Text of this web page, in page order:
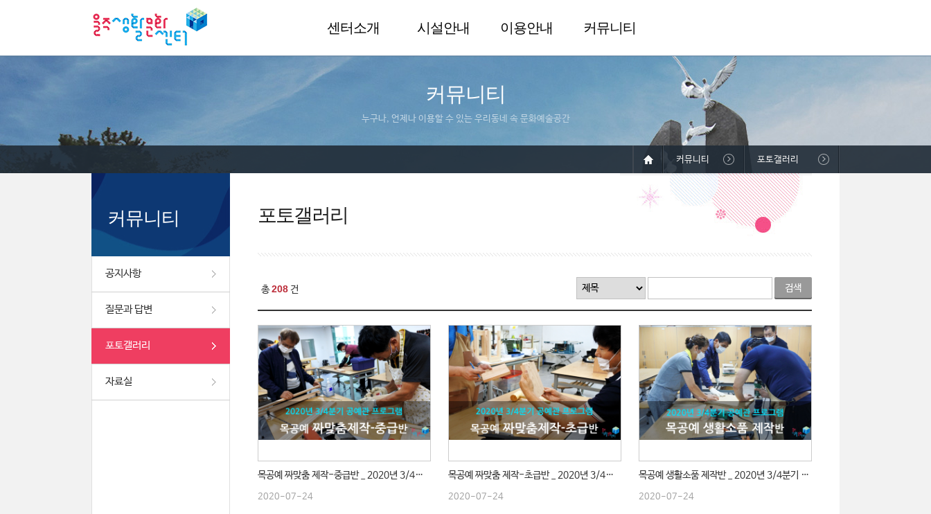
센터소개 시설안내 이용안내 커뮤니티
커뮤니티
누구나, 언제나 이용할 수 있는 우리동네 속 문화예술공간
커뮤니티
공지사항
질문과 답변
포토갤러리
자료실
커뮤니티 포토갤러리
포토갤러리
총208 건
목공예 짜맞춤 제작-중급반 _ 2020년 3/4분기 수업
2020-07-24
목공예 짜맞춤 제작-초급반 _ 2020년 3/4분기 수업
2020-07-24
목공예 생활소품 제작반 _ 2020년 3/4분기 수업
2020-07-24